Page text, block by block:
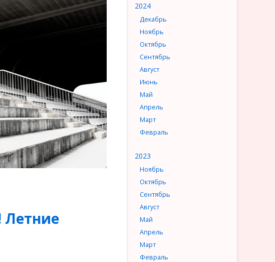
2024
Декабрь
Ноябрь
Октябрь
Сентябрь
Август
Июнь
Май
Апрель
Март
Февраль
2023
Ноябрь
Октябрь
Сентябрь
Август
Май
Апрель
Март
Февраль
Летние